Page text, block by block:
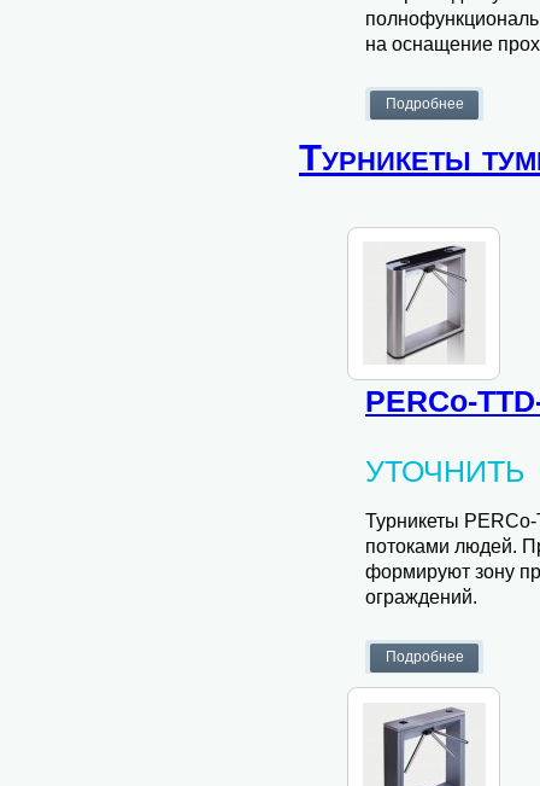
на оснащение
Турникеты
PERCo-
УТОЧНИТЬ
Турникеты
потоками людей.
формируют зону
ограждений.